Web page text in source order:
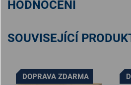
HODNOCENÍ
SOUVISEJÍCÍ
DOPRAVA ZDARMA